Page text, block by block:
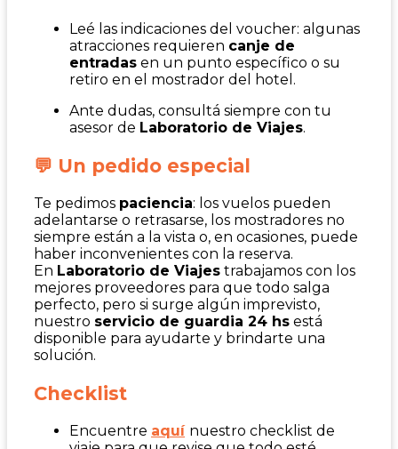
Leé las indicaciones del voucher: algunas
atracciones requieren canje de
entradas en un punto específico o su
retiro en el mostrador del hotel.
Ante dudas, consultá siempre con tu
asesor de Laboratorio de Viajes.
💬 Un pedido especial
Te pedimos paciencia: los vuelos pueden
adelantarse o retrasarse, los mostradores no
siempre están a la vista o, en ocasiones, puede
haber inconvenientes con la reserva.
En Laboratorio de Viajes trabajamos con los
mejores proveedores para que todo salga
perfecto, pero si surge algún imprevisto,
nuestro servicio de guardia 24 hs está
disponible para ayudarte y brindarte una
solución.
Checklist
Encuentre aquí nuestro checklist de